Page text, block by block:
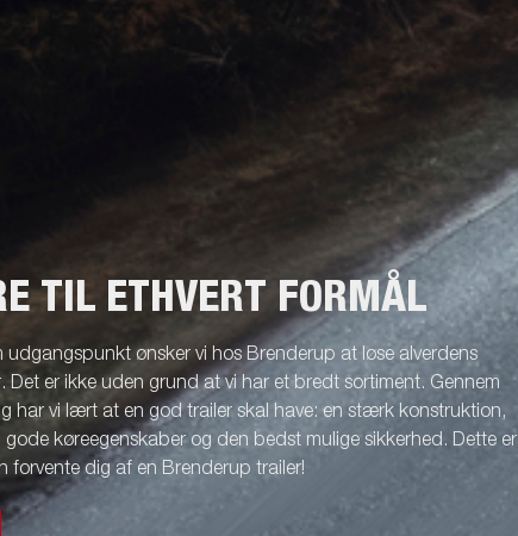
TIL ETHVERT FORMÅL
udgangspunkt ønsker vi hos Brenderup at løse alverdens
Det er ikke uden grund at vi har et bredt sortiment. Gennem
har vi lært at en god trailer skal have: en stærk konstruktion,
gode køreegenskaber og den bedst mulige sikkerhed. Dette er
forvente dig af en Brenderup trailer!